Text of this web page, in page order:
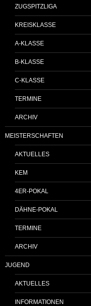
ZUGSPITZLIGA
KREISKLASSE
A-KLASSE
B-KLASSE
C-KLASSE
TERMINE
ARCHIV
MEISTERSCHAFTEN
AKTUELLES
KEM
4ER-POKAL
DÄHNE-POKAL
TERMINE
ARCHIV
JUGEND
AKTUELLES
INFORMATIONEN